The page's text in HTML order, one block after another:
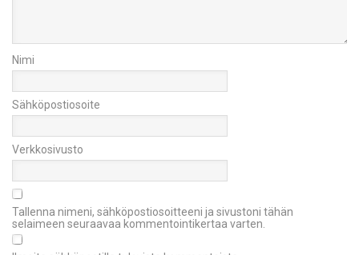
Nimi
Sähköpostiosoite
Verkkosivusto
Tallenna nimeni, sähköpostiosoitteeni ja sivustoni tähän
selaimeen seuraavaa kommentointikertaa varten.